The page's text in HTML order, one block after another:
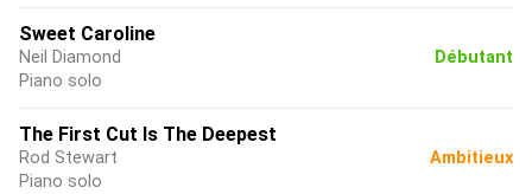
Sweet Caroline
Neil Diamond
Piano solo
Débutant
The First Cut Is The Deepest
Rod Stewart
Piano solo
Ambitieux